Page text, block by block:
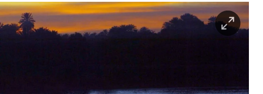
kultur
sport